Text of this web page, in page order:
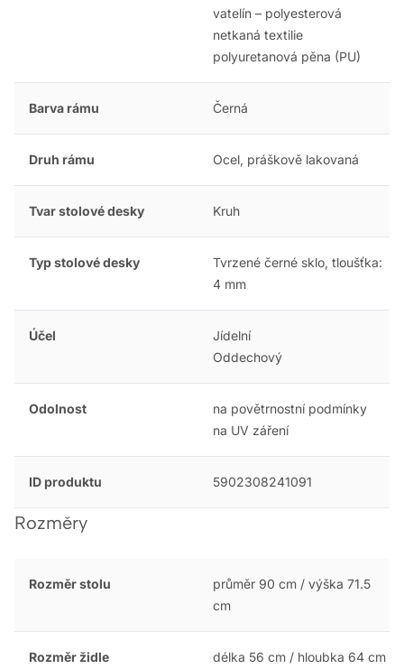
vatelín – polyesterová
netkaná textilie
polyuretanová pěna (PU)
Barva rámu Černá
Druh rámu Ocel, práškově lakovaná
Tvar stolové desky Kruh
Typ stolové desky
Tvrzené černé sklo, tloušťka:
4 mm
Účel
Jídelní
Oddechový
Odolnost
na povětrnostní podmínky
na UV záření
ID produktu 5902308241091
Rozměry
Rozměr stolu
průměr 90 cm / výška 71.5
cm
Rozměr židle
délka 56 cm / hloubka 64 cm